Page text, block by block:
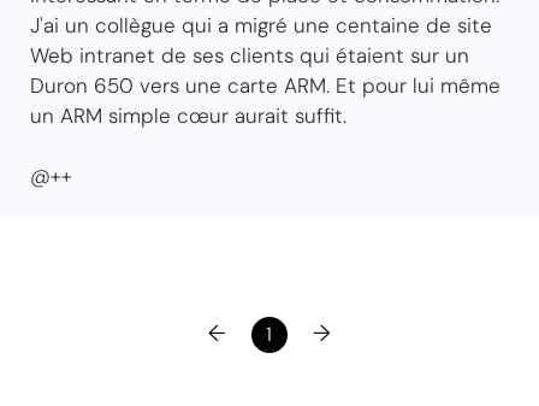
J'ai un collègue qui a migré une centaine de site
Web intranet de ses clients qui étaient sur un
Duron 650 vers une carte ARM. Et pour lui même
un ARM simple cœur aurait suffit.
@++
← 1 →